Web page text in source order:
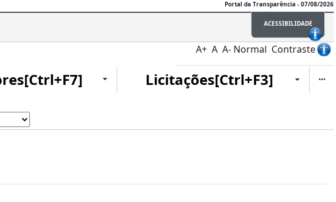
Portal da Transparência - 07/08/2026
ACESSIBILIDADE
A+ A A- Normal Contraste
Licitações[Ctrl+F3]